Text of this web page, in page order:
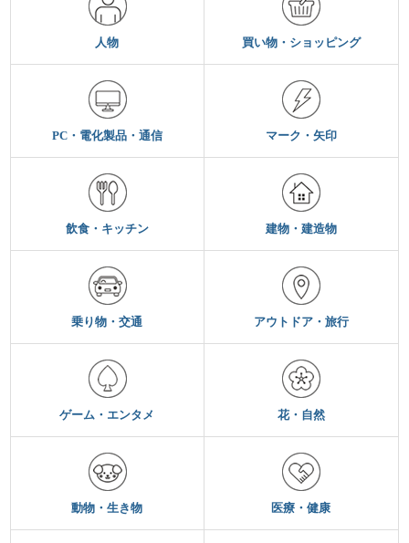
人物 買い物・ショッピング
PC・電化製品・通信 マーク・矢印
飲食・キッチン 建物・建造物
乗り物・交通 アウトドア・旅行
ゲーム・エンタメ 花・自然
動物・生き物 医療・健康